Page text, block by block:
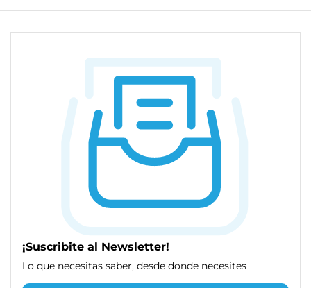
¡Suscribite al Newsletter!
Lo que necesitas saber, desde donde necesites